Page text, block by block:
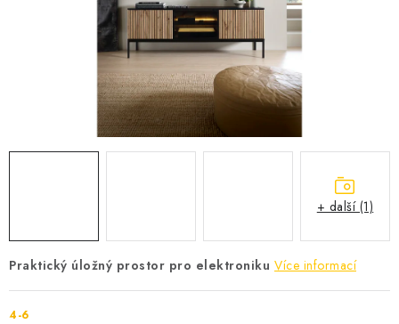
Kontakty
Praktický úložný prostor pro elektroniku Více informací
4-6
+ další (1)